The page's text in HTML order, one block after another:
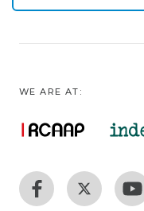
WE ARE AT: